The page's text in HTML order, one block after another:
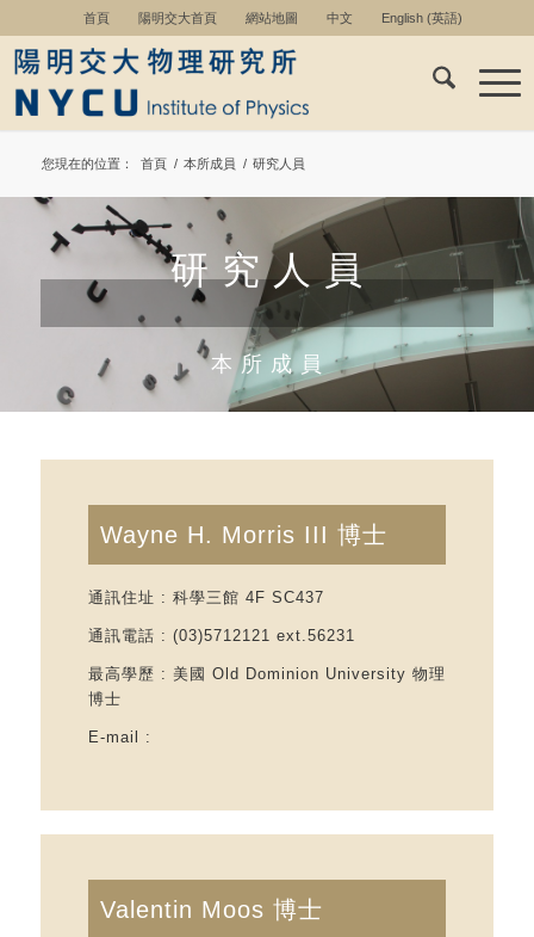
首頁 陽明交大首頁 網站地圖 中文 English(英語)
您現在的位置： 首頁 / 本所成員 / 研究人員
研 究 人 員
本 所 成 員
Wayne H. Morris III 博士
通訊住址 : 科學三館 4F SC437
通訊電話 : (03)5712121 ext.56231
最高學歷 : 美國 Old Dominion University 物理
博士
E-mail :
Valentin Moos 博士